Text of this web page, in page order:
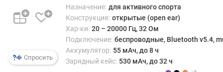
н
и
U
S
Спросить
Назначение: для активного спорта
Конструкция: открытые (open ear)
Хар-ки: 20 – 20000 Гц, 32 Ом
Подключение: беспроводные, Bluetooth v5.4,
Аккумулятор: 55 мАч, до 8 ч
Зарядный кейс: 530 мАч, до 32 ч